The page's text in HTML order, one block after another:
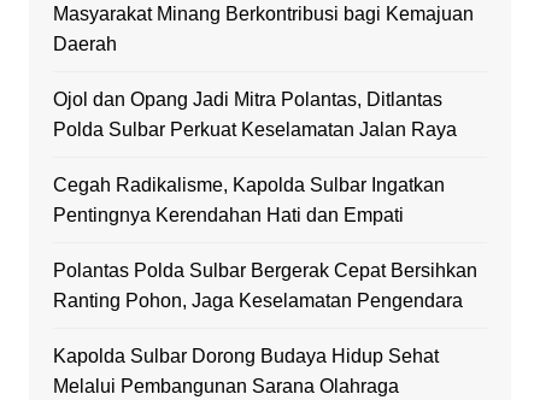
Masyarakat Minang Berkontribusi bagi Kemajuan
Daerah
Ojol dan Opang Jadi Mitra Polantas, Ditlantas
Polda Sulbar Perkuat Keselamatan Jalan Raya
Cegah Radikalisme, Kapolda Sulbar Ingatkan
Pentingnya Kerendahan Hati dan Empati
Polantas Polda Sulbar Bergerak Cepat Bersihkan
Ranting Pohon, Jaga Keselamatan Pengendara
Kapolda Sulbar Dorong Budaya Hidup Sehat
Melalui Pembangunan Sarana Olahraga